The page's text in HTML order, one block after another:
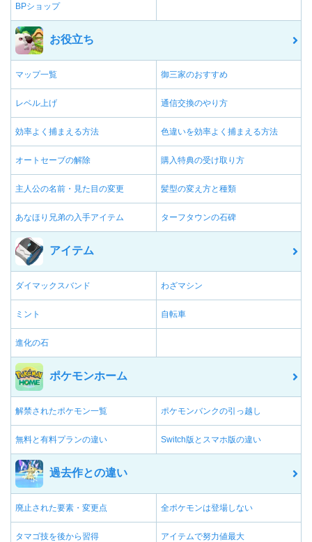
BPショップ
お役立ち
マップ一覧 御三家のおすすめ
レベル上げ 通信交換のやり方
効率よく捕まえる方法 色違いを効率よく捕まえる方法
オートセーブの解除 購入特典の受け取り方
主人公の名前・見た目の変更 髪型の変え方と種類
あなほり兄弟の入手アイテム ターフタウンの石碑
アイテム
ダイマックスバンド わざマシン
ミント 自転車
進化の石
ポケモンホーム
解禁されたポケモン一覧 ポケモンバンクの引っ越し
無料と有料プランの違い Switch版とスマホ版の違い
過去作との違い
廃止された要素・変更点 全ポケモンは登場しない
タマゴ技を後から習得 アイテムで努力値最大